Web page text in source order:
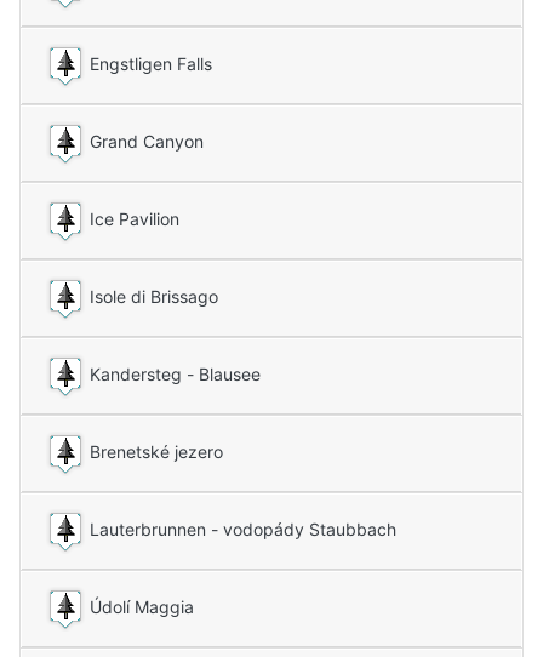
Engstligen Falls
Grand Canyon
Ice Pavilion
Isole di Brissago
Kandersteg - Blausee
Brenetské jezero
Lauterbrunnen - vodopády Staubbach
Údolí Maggia